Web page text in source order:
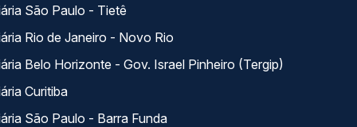
São Paulo - Tietê
Rio de Janeiro - Novo Rio
Belo Horizonte - Gov. Israel Pinheiro (Tergip)
Curitiba
São Paulo - Barra Funda